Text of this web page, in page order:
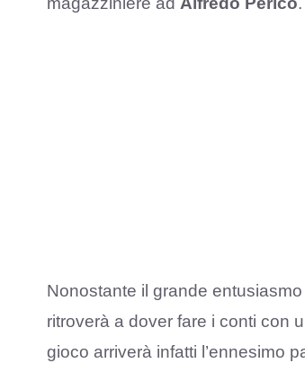
Nonostante il grande
ritroverà a dover fare i conti con
gioco arriverà infatti l’ennesimo